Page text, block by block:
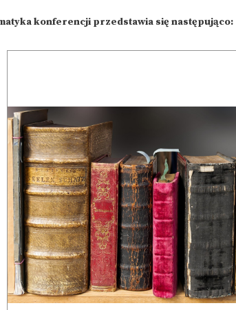
konferencji przedstawia się następująco: